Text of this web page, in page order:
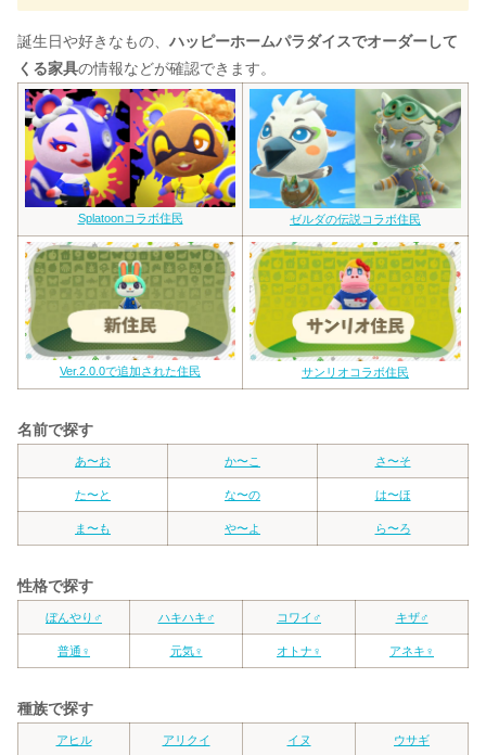
誕生日や好きなもの、 ハッピーホームパラダイスでオーダーして
くる家具の情報などが確認できます。
Splatoonコラボ住民 ゼルダの伝説コラボ住民
Ver.2.0.0で追加された住民 サンリオコラボ住民
名前で探す
あ〜お か〜こ さ〜そ
た〜と な〜の は〜ほ
ま〜も や〜よ ら〜ろ
性格で探す
ぼんやり♂ ハキハキ♂ コワイ♂ キザ♂
普通♀ 元気♀ オトナ♀ アネキ♀
種族で探す
アヒル アリクイ イヌ ウサギ